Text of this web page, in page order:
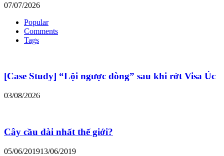
07/07/2026
Popular
Comments
Tags
[Case Study] “Lội ngược dòng” sau khi rớt Visa Úc
03/08/2026
Cây cầu dài nhất thế giới?
05/06/201913/06/2019